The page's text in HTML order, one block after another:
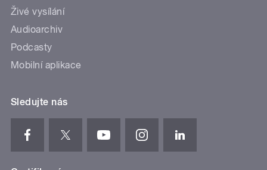
Živé vysílání
Audioarchiv
Podcasty
Mobilní aplikace
Sledujte nás